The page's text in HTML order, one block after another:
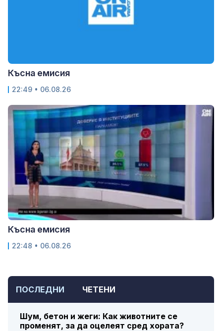
ПОСЛЕДНИ ЧЕТЕНИ
Шум, бетон и жеги: Как животните се
променят, за да оцелеят сред хората?
Късна емисия
22:49 • 06.08.26
Късна емисия
22:48 • 06.08.26